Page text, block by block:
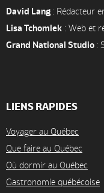
David Lang : Rédacteur
Lisa Tchomlek : Web et
Grand National Studio :
LIENS RAPIDES
Voyager au Québec
Que faire au Québec
Où dormir au Québec
Gastronomie québécoise